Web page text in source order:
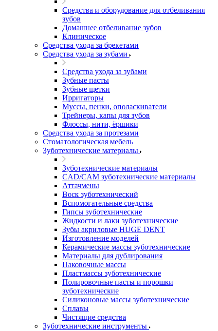
Средства и оборудование для отбеливания
зубов
Домашнее отбеливание зубов
Клиническое
Средства ухода за брекетами
Средства ухода за зубами
Средства ухода за зубами
Зубные пасты
Зубные щетки
Ирригаторы
Муссы, пенки, ополаскиватели
Трейнеры, капы для зубов
Флоссы, нити, ёршики
Средства ухода за протезами
Стоматологическая мебель
Зуботехнические материалы
Зуботехнические материалы
CAD/CAM зуботехнические материалы
Аттачмены
Воск зуботехнический
Вспомогательные средства
Гипсы зуботехнические
Жидкости и лаки зуботехнические
Зубы акриловые HUGE DENT
Изготовление моделей
Керамические массы зуботехнические
Материалы для дублирования
Паковочные массы
Пластмассы зуботехнические
Полировочные пасты и порошки
зуботехнические
Силиконовые массы зуботехнические
Сплавы
Чистящие средства
Зуботехнические инструменты